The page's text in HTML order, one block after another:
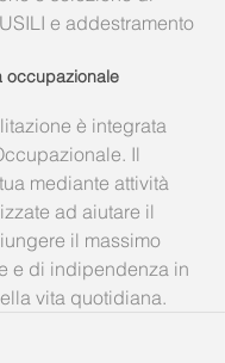
e addestramento
occupazionale
è integrata
Il
mediante attività
ad aiutare il
il massimo
e di indipendenza in
vita quotidiana.